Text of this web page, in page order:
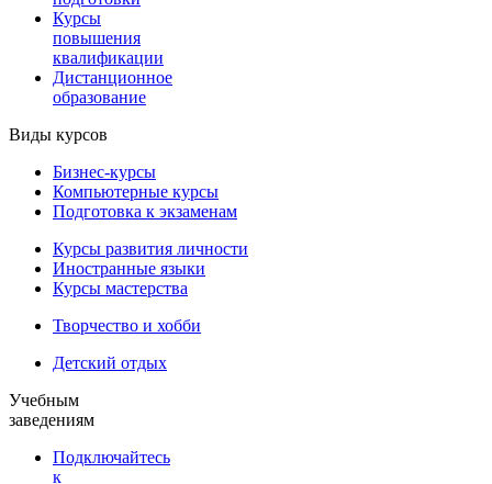
Курсы
повышения
квалификации
Дистанционное
образование
Виды курсов
Бизнес-курсы
Компьютерные курсы
Подготовка к экзаменам
Курсы развития личности
Иностранные языки
Курсы мастерства
Творчество и хобби
Детский отдых
Учебным
заведениям
Подключайтесь
к